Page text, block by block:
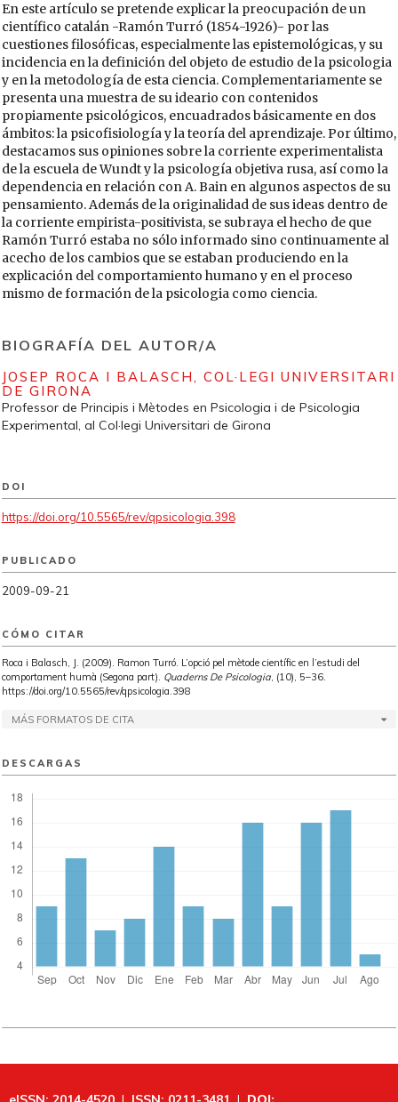
En este artículo se pretende explicar la preocupación de un
científico catalán -Ramón Turró (1854-1926)- por las
cuestiones filosóficas, especialmente las epistemológicas, y su
incidencia en la definición del objeto de estudio de la psicologia
y en la metodología de esta ciencia. Complementariamente se
presenta una muestra de su ideario con contenidos
propiamente psicológicos, encuadrados básicamente en dos
ámbitos: la psicofisiología y la teoría del aprendizaje. Por último,
destacamos sus opiniones sobre la corriente experimentalista
de la escuela de Wundt y la psicología objetiva rusa, así como la
dependencia en relación con A. Bain en algunos aspectos de su
pensamiento. Además de la originalidad de sus ideas dentro de
la corriente empirista-positivista, se subraya el hecho de que
Ramón Turró estaba no sólo informado sino continuamente al
acecho de los cambios que se estaban produciendo en la
explicación del comportamiento humano y en el proceso
mismo de formación de la psicologia como ciencia.
BIOGRAFÍA DEL AUTOR/A
JOSEP ROCA I BALASCH, COL·LEGI UNIVERSITARI
DE GIRONA
Professor de Principis i Mètodes en Psicologia i de Psicologia
Experimental, al Col·legi Universitari de Girona
DOI
https://doi.org/10.5565/rev/qpsicologia.398
PUBLICADO
2009-09-21
CÓMO CITAR
Roca i Balasch, J. (2009). Ramon Turró. L’opció pel mètode científic en l’estudi del
comportament humà (Segona part). Quaderns De Psicologia, (10), 5–36.
https://doi.org/10.5565/rev/qpsicologia.398
MÁS FORMATOS DE CITA
DESCARGAS